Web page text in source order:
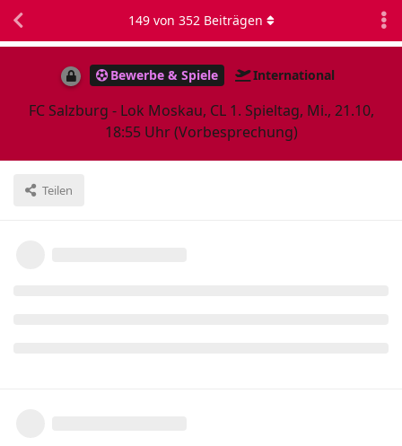
Bewerbe & Spiele International
FC Salzburg - Lok Moskau, CL 1. Spieltag, Mi., 21.10,
18:55 Uhr (Vorbesprechung)
Teilen
149von 352Beiträgen